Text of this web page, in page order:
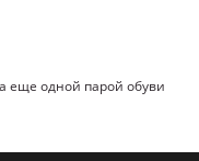
еще одной парой обуви